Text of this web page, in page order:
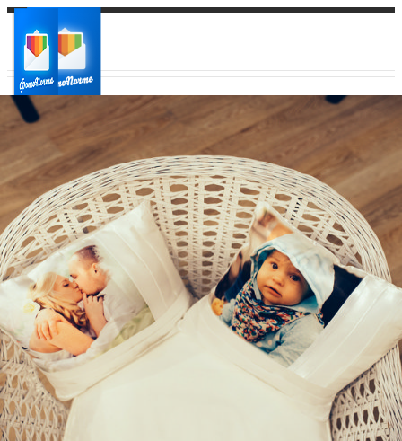
Ваш город:
Ваш регион доставки
Выберите из списка: